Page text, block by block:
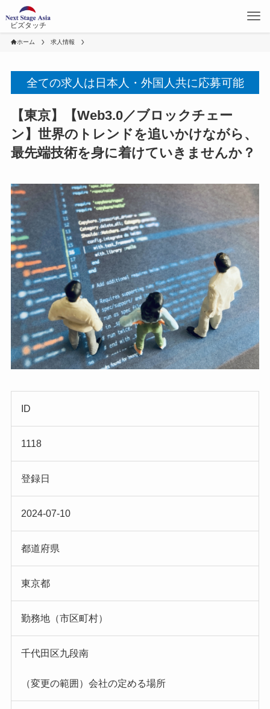
ビズタッチ
ホーム 求人情報
全ての求人は日本人・外国人共に応募可能
【東京】【Web3.0／ブロックチェー
ン】世界のトレンドを追いかけながら、
最先端技術を身に着けていきませんか？
ID
1118
登録日
2024-07-10
都道府県
東京都
勤務地（市区町村）
千代田区九段南
（変更の範囲）会社の定める場所